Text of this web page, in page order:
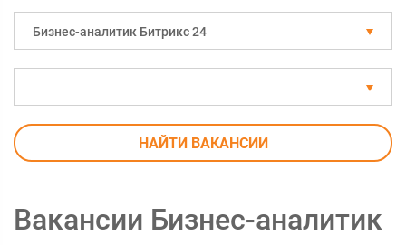
Бизнес-аналитик Битрикс 24
НАЙТИ ВАКАНСИИ
Вакансии Бизнес-аналитик